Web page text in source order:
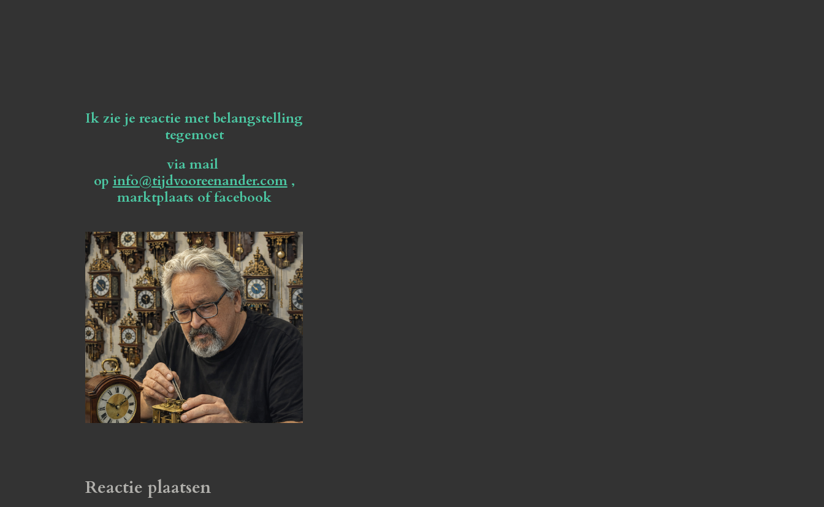
Ik zie je reactie met belangstelling
tegemoet
via mail
op info@tijdvooreenander.com,
marktplaats of facebook
Reactie plaatsen